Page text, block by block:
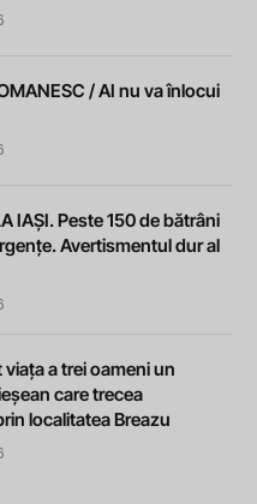
/ AI nu va înlocui
IAȘI. Peste 150 de bătrâni
Avertismentul dur al
a trei oameni un
care trecea
localitatea Breazu